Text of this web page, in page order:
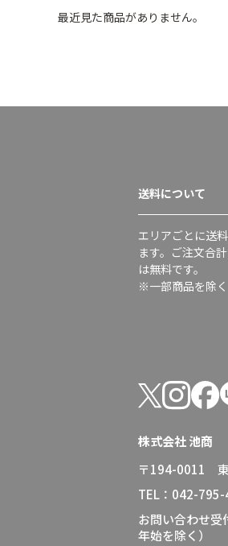
最近見た商品がありません。
送料について
エリアごとに送
ます。ご注文合
は無料です。
※一部商品を除く
株式会社 池商
〒194-0011 東
TEL：042-
お問い合わせ
年始を除く）